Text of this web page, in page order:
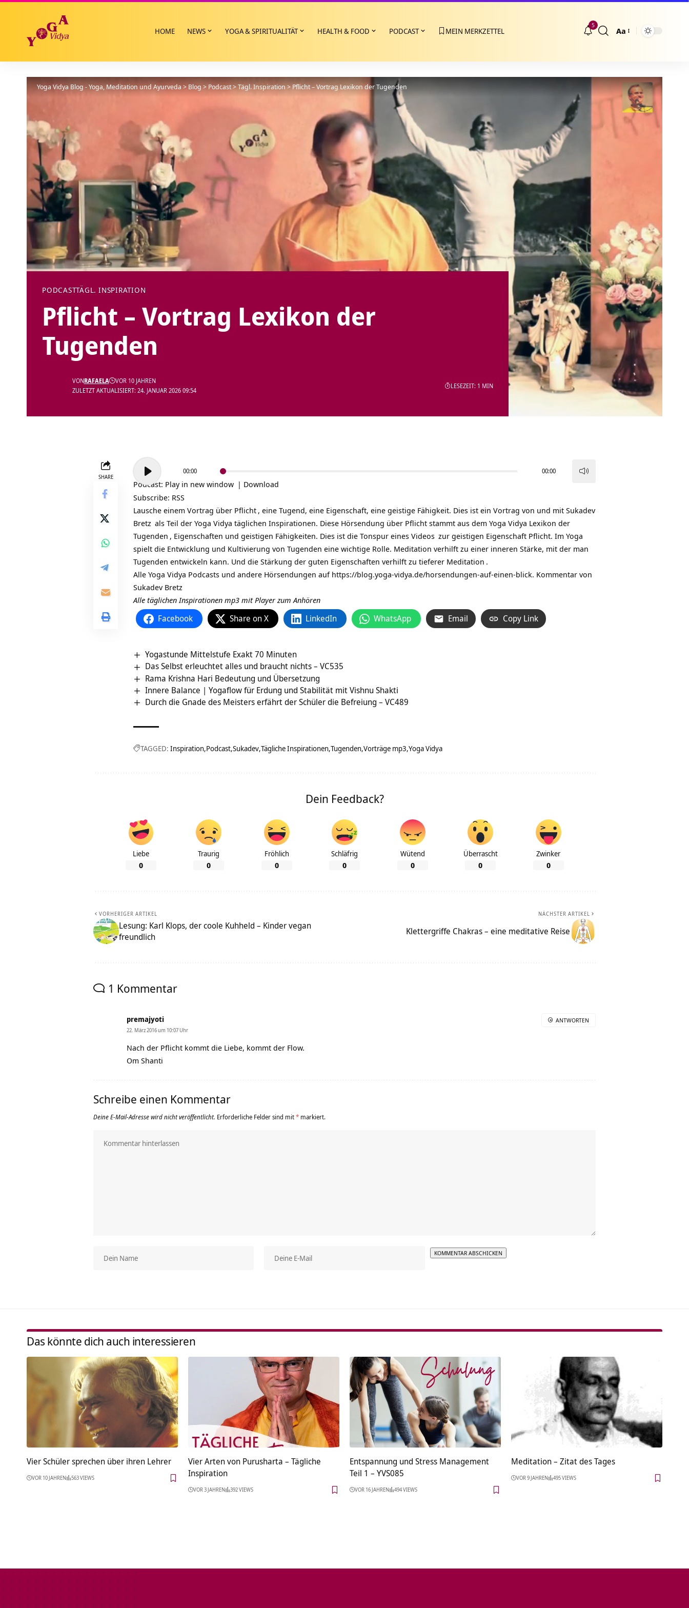
HOME NEWS YOGA & SPIRITUALITÄT HEALTH & FOOD PODCAST MEIN MERKZETTEL
5
Größenänderung
Aa
Yoga Vidya Blog - Yoga, Meditation und Ayurveda>Blog>Podcast>Tägl. Inspiration>Pflicht – Vortrag Lexikon der Tugenden
PODCASTTÄGL. INSPIRATION
Pflicht – Vortrag Lexikon der
Tugenden
ZULETZT AKTUALISIERT: 24. JANUAR 2026 09:54
VONRAFAELA VOR 10 JAHREN
LESEZEIT: 1 MIN
SHARE
Audio-
Player
00:00 00:00
Podcast: Play in new window | Download
Subscribe: RSS
Lausche einem Vortrag über Pflicht , eine Tugend, eine Eigenschaft, eine geistige Fähigkeit. Dies ist ein Vortrag von und mit Sukadev
Bretz als Teil der Yoga Vidya täglichen Inspirationen. Diese Hörsendung über Pflicht stammt aus dem Yoga Vidya Lexikon der
Tugenden , Eigenschaften und geistigen Fähigkeiten. Dies ist die Tonspur eines Videos zur geistigen Eigenschaft Pflicht. Im Yoga
spielt die Entwicklung und Kultivierung von Tugenden eine wichtige Rolle. Meditation verhilft zu einer inneren Stärke, mit der man
Tugenden entwickeln kann. Und die Stärkung der guten Eigenschaften verhilft zu tieferer Meditation .
Alle Yoga Vidya Podcasts und andere Hörsendungen auf https://blog.yoga-vidya.de/horsendungen-auf-einen-blick. Kommentar von
Sukadev Bretz
Alle täglichen Inspirationen mp3 mit Player zum Anhören
Facebook Share on X LinkedIn WhatsApp Email Copy Link
Yogastunde Mittelstufe Exakt 70 Minuten
Das Selbst erleuchtet alles und braucht nichts – VC535
Rama Krishna Hari Bedeutung und Übersetzung
Innere Balance | Yogaflow für Erdung und Stabilität mit Vishnu Shakti
Durch die Gnade des Meisters erfährt der Schüler die Befreiung – VC489
TAGGED: Inspiration Podcast Sukadev Tägliche Inspirationen Tugenden Vorträge mp3 Yoga Vidya
Dein Feedback?
Liebe
0
Traurig
0
Fröhlich
0
Schläfrig
0
Wütend
0
Überrascht
0
Zwinker
0
VORHERIGER ARTIKEL
Lesung: Karl Klops, der coole Kuhheld – Kinder vegan
freundlich
NÄCHSTER ARTIKEL
Klettergriffe Chakras – eine meditative Reise
1 Kommentar
premajyoti
22. März 2016 um 10:07 Uhr
Nach der Pflicht kommt die Liebe, kommt der Flow.
Om Shanti
ANTWORTEN
Schreibe einen Kommentar
Deine E-Mail-Adresse wird nicht veröffentlicht. Erforderliche Felder sind mit* markiert.
Das könnte dich auch interessieren
Vier Schüler sprechen über ihren Lehrer
VOR 10 JAHREN 563 VIEWS
Vier Arten von Purusharta – Tägliche
Inspiration
VOR 3 JAHREN 392 VIEWS
Entspannung und Stress Management
Teil 1 – YVS085
VOR 16 JAHREN 494 VIEWS
Meditation – Zitat des Tages
VOR 9 JAHREN 495 VIEWS